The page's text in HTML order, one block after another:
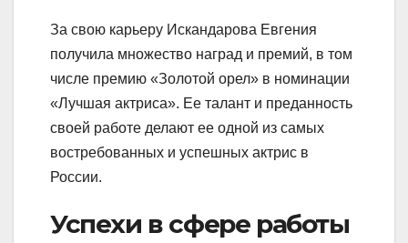
За свою карьеру Искандарова Евгения
получила множество наград и премий, в том
числе премию «Золотой орел» в номинации
«Лучшая актриса». Ее талант и преданность
своей работе делают ее одной из самых
востребованных и успешных актрис в
России.
Успехи в сфере работы